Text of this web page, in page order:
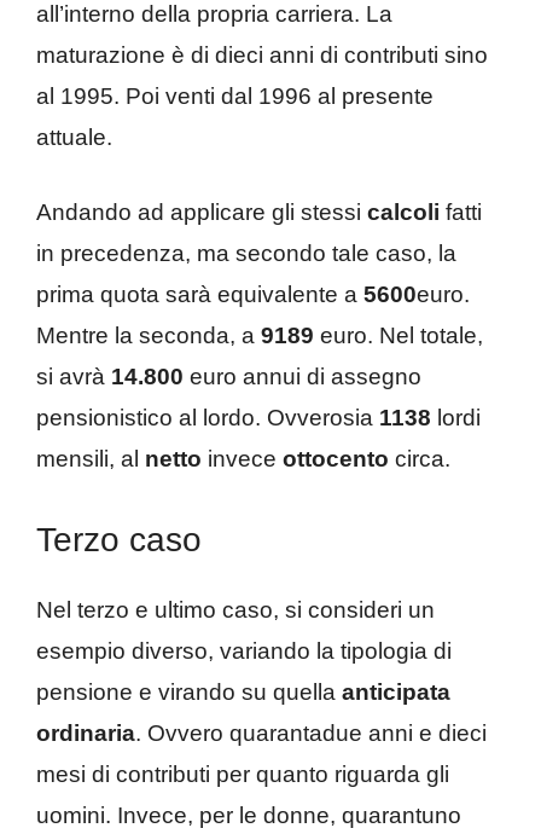
all’interno della propria carriera. La
maturazione è di dieci anni di contributi sino
al 1995. Poi venti dal 1996 al presente
attuale.
Andando ad applicare gli stessi calcoli fatti
in precedenza, ma secondo tale caso, la
prima quota sarà equivalente a 5600euro.
Mentre la seconda, a 9189 euro. Nel totale,
si avrà 14.800 euro annui di assegno
pensionistico al lordo. Ovverosia 1138 lordi
mensili, al netto invece ottocento circa.
Terzo caso
Nel terzo e ultimo caso, si consideri un
esempio diverso, variando la tipologia di
pensione e virando su quella anticipata
ordinaria. Ovvero quarantadue anni e dieci
mesi di contributi per quanto riguarda gli
uomini. Invece, per le donne, quarantuno